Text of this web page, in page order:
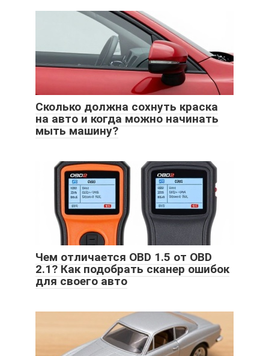
Сколько должна сохнуть краска
на авто и когда можно начинать
мыть машину?
Чем отличается OBD 1.5 от OBD
2.1? Как подобрать сканер ошибок
для своего авто